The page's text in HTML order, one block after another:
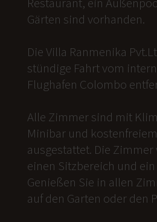
Gärten sind vorhanden.
Die Villa Ranmenika
stündige Fahrt vom
Flughafen Colombo
Alle Zimmer sind mit
Minibar und
ausgestattet. Die
einen Sitzbereich und
Genießen Sie in allen
auf den Garten oder den